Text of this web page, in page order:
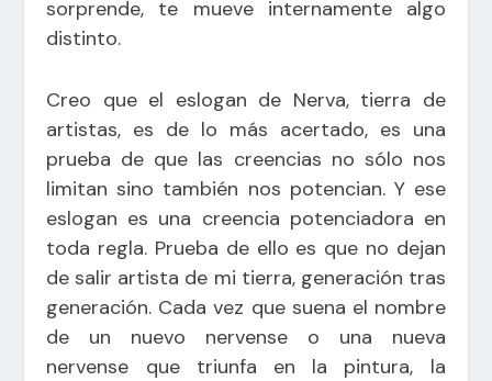
sorprende, te mueve internamente algo
distinto.
Creo que el eslogan de Nerva, tierra de
artistas, es de lo más acertado, es una
prueba de que las creencias no sólo nos
limitan sino también nos potencian. Y ese
eslogan es una creencia potenciadora en
toda regla. Prueba de ello es que no dejan
de salir artista de mi tierra, generación tras
generación. Cada vez que suena el nombre
de un nuevo nervense o una nueva
nervense que triunfa en la pintura, la